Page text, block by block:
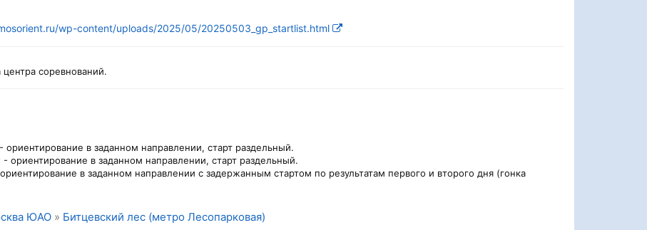
wp-content/uploads/2025/05/20250503_gp_startlist.html
соревнований.
ориентирование в заданном направлении, старт раздельный.
ориентирование в заданном направлении, старт раздельный.
в заданном направлении с задержанным стартом по результатам первого и второго дня (гонка
ЮАО » Битцевский лес (метро Лесопарковая)